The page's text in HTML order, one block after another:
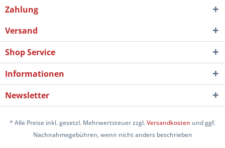
Zahlung
Versand
Shop Service
Informationen
Newsletter
* Alle Preise inkl. gesetzl. Mehrwertsteuer zzgl.Versandkosten und ggf.
Nachnahmegebühren, wenn nicht anders beschrieben